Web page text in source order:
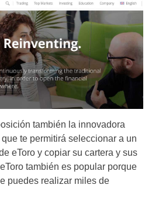
también la innovadora
te permitirá seleccionar a un
eToro y copiar su cartera y sus
también es popular porque
puedes realizar miles de